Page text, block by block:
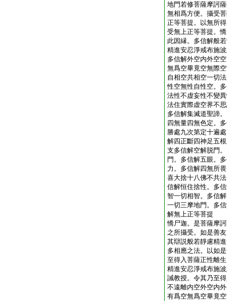
地門若修菩薩摩訶
無相爲方便。攝受
正等菩提。以無所
受無上正等菩提。
此因縁。多信解般
精進安忍淨戒布施
多信解外空内外空
無爲空畢竟空無際
自相空共相空一切
性空無性自性空。
法性不虚妄性不變
法住實際虚空界不
多信解集滅道聖諦
四無量四無色定。
勝處九次第定十遍
解四正斷四神足五
支多信解空解脱門
門。多信解五眼。
力。多信解四無所
喜大捨十八佛不共
信解恒住捨性。多
智一切相智。多信
一切三摩地門。多
解無上正等菩提
憍尸迦。是菩薩摩
之所攝受。如是善
其辯説般若靜慮精
多相應之法。以如
至得入菩薩正性離
精進安忍淨戒布施
誡教授。令其乃至
不遠離内空外空内
有爲空無爲空畢竟